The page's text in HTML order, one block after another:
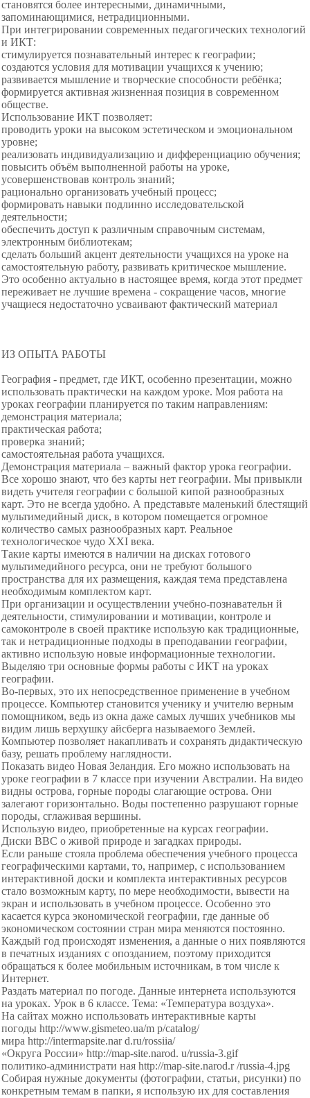
становятся более интересными, динамичными,
запоминающимися, нетрадиционными.
При интегрировании современных педагогических технологий
и ИКТ:
стимулируется познавательный интерес к географии;
создаются условия для мотивации учащихся к учению;
развивается мышление и творческие способности ребёнка;
формируется активная жизненная позиция в современном
обществе.
Использование ИКТ позволяет:
проводить уроки на высоком эстетическом и эмоциональном
уровне;
реализовать индивидуализацию и дифференциацию обучения;
повысить объём выполненной работы на уроке,
усовершенствовав контроль знаний;
рационально организовать учебный процесс;
формировать навыки подлинно исследовательской
деятельности;
обеспечить доступ к различным справочным системам,
электронным библиотекам;
сделать больший акцент деятельности учащихся на уроке на
самостоятельную работу, развивать критическое мышление.
Это особенно актуально в настоящее время, когда этот предмет
переживает не лучшие времена - сокращение часов, многие
учащиеся недостаточно усваивают фактический материал
ИЗ ОПЫТА РАБОТЫ
География - предмет, где ИКТ, особенно презентации, можно
использовать практически на каждом уроке. Моя работа на
уроках географии планируется по таким направлениям:
демонстрация материала;
практическая работа;
проверка знаний;
самостоятельная работа учащихся.
Демонстрация материала – важный фактор урока географии.
Все хорошо знают, что без карты нет географии. Мы привыкли
видеть учителя географии с большой кипой разнообразных
карт. Это не всегда удобно. А представьте маленький блестящий
мультимедийный диск, в котором помещается огромное
количество самых разнообразных карт. Реальное
технологическое чудо XXI века.
Такие карты имеются в наличии на дисках готового
мультимедийного ресурса, они не требуют большого
пространства для их размещения, каждая тема представлена
необходимым комплектом карт.
При организации и осуществлении учебно-познавательн й
деятельности, стимулировании и мотивации, контроле и
самоконтроле в своей практике использую как традиционные,
так и нетрадиционные подходы в преподавании географии,
активно использую новые информационные технологии.
Выделяю три основные формы работы с ИКТ на уроках
географии.
Во-первых, это их непосредственное применение в учебном
процессе. Компьютер становится ученику и учителю верным
помощником, ведь из окна даже самых лучших учебников мы
видим лишь верхушку айсберга называемого Землей.
Компьютер позволяет накапливать и сохранять дидактическую
базу, решать проблему наглядности.
Показать видео Новая Зеландия. Его можно использовать на
уроке географии в 7 классе при изучении Австралии. На видео
видны острова, горные породы слагающие острова. Они
залегают горизонтально. Воды постепенно разрушают горные
породы, сглаживая вершины.
Использую видео, приобретенные на курсах географии.
Диски ВВС о живой природе и загадках природы.
Если раньше стояла проблема обеспечения учебного процесса
географическими картами, то, например, с использованием
интерактивной доски и комплекта интерактивных ресурсов
стало возможным карту, по мере необходимости, вывести на
экран и использовать в учебном процессе. Особенно это
касается курса экономической географии, где данные об
экономическом состоянии стран мира меняются постоянно.
Каждый год происходят изменения, а данные о них появляются
в печатных изданиях с опозданием, поэтому приходится
обращаться к более мобильным источникам, в том числе к
Интернет.
Раздать материал по погоде. Данные интернета используются
на уроках. Урок в 6 классе. Тема: «Температура воздуха».
На сайтах можно использовать интерактивные карты
погоды http://www.gismeteo.ua/m p/catalog/
мира http://intermapsite.nar d.ru/rossiia/
«Округа России» http://map-site.narod. u/russia-3.gif
политико-администрати ная http://map-site.narod.r /russia-4.jpg
Собирая нужные документы (фотографии, статьи, рисунки) по
конкретным темам в папки, я использую их для составления